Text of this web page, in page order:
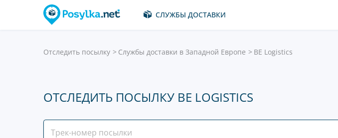
СЛУЖБЫ ДОСТАВКИ
Отследить посылку Службы доставки в Западной Европе BE Logistics
ОТСЛЕДИТЬ ПОСЫЛКУ BE LOGISTICS